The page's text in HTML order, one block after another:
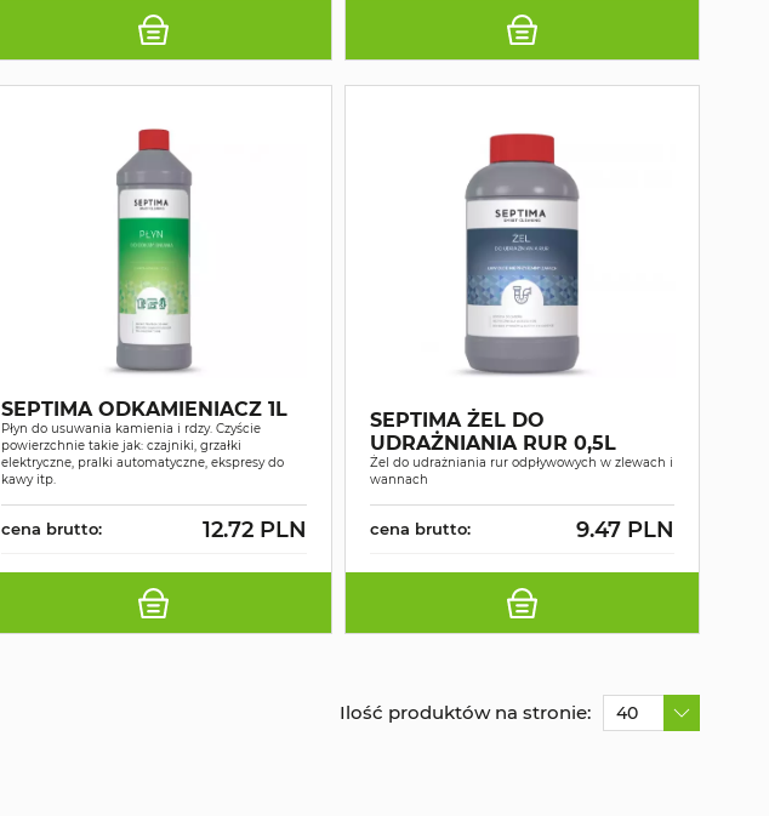
SEPTIMA ODKAMIENIACZ 1L
Płyn do usuwania kamienia i rdzy. Czyście
powierzchnie takie jak: czajniki, grzałki
elektryczne, pralki automatyczne, ekspresy do
kawy itp.
cena brutto: 12.72 PLN
SEPTIMA ŻEL DO
UDRAŻNIANIA RUR 0,5L
Żel do udrażniania rur odpływowych w zlewach i
wannach
cena brutto: 9.47 PLN
Ilość produktów na stronie: 40